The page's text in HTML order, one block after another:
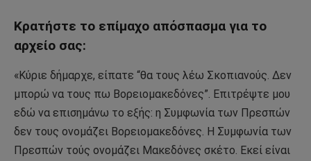
Κρατήστε το επίμαχο απόσπασμα για το
αρχείο σας:
«Κύριε δήμαρχε, είπατε “θα τους λέω Σκοπιανούς. Δεν
μπορώ να τους πω Βορειομακεδόνες”. Επιτρέψτε μου
εδώ να επισημάνω το εξής: η Συμφωνία των Πρεσπών
δεν τους ονομάζει Βορειομακεδόνες. Η Συμφωνία των
Πρεσπών τούς ονομάζει Μακεδόνες σκέτο. Εκεί είναι